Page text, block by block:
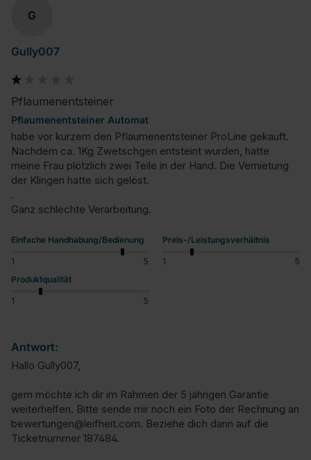
G
Gully007
Pflaumenentsteiner
Pflaumenentsteiner Automat
habe vor kurzem den Pflaumenentsteiner ProLine gekauft.
Nachdem ca. 1Kg Zwetschgen entsteint wurden, hatte
meine Frau plötzlich zwei Teile in der Hand. Die Vernietung
der Klingen hatte sich gelöst.
.
Ganz schlechte Verarbeitung.
Einfache Handhabung/Bedienung
1 5
Preis-/Leistungsverhältnis
1
5
Produktqualität
1 5
Antwort:
Hallo Gully007,
gern möchte ich dir im Rahmen der 5 jährigen Garantie
weiterhelfen. Bitte sende mir noch ein Foto der Rechnung an
bewertungen@leifheit.com. Beziehe dich dann auf die
Ticketnummer 187484.